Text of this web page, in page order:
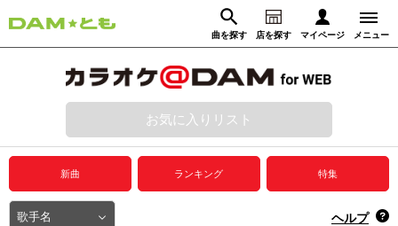
曲を探す 店を探す マイページ メニュー
動画からさがす 録音からさがす
ログイン
プレミアムサービス
DAM★とも動画
お気に入りリスト
新曲 ランキング 特集
ヘルプ